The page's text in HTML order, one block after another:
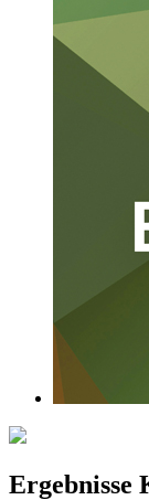
Ergebnisse